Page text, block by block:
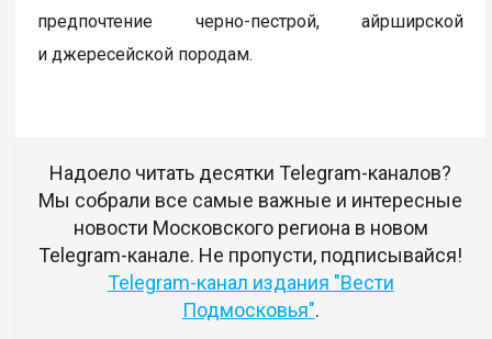
предпочтение черно-пестрой, айрширской
и джересейской породам.
Надоело читать десятки Telegram-каналов?
Мы собрали все самые важные и интересные
новости Московского региона в новом
Telegram-канале. Не пропусти, подписывайся!
Telegram-канал издания "Вести
Подмосковья".